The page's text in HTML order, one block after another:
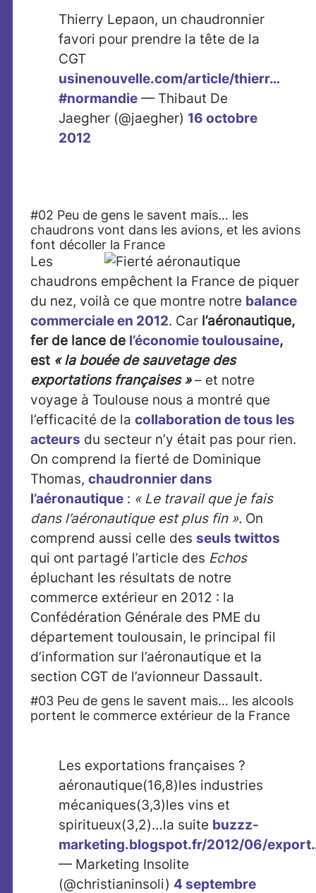
Thierry Lepaon, un chaudronnier
favori pour prendre la tête de la
CGT
usinenouvelle.com/article/thierr…
#normandie — Thibaut De
Jaegher (@jaegher) 16 octobre
2012
#02 Peu de gens le savent mais… les
chaudrons vont dans les avions, et les avions
font décoller la France
Les
chaudrons empêchent la France de piquer
du nez, voilà ce que montre notre balance
commerciale en 2012. Car l’aéronautique,
fer de lance de l’économie toulousaine,
est « la bouée de sauvetage des
exportations françaises »– et notre
voyage à Toulouse nous a montré que
l’efficacité de la collaboration de tous les
acteurs du secteur n’y était pas pour rien.
On comprend la fierté de Dominique
Thomas, chaudronnier dans
l’aéronautique : « Le travail que je fais
dans l’aéronautique est plus fin ». On
comprend aussi celle des seuls twittos
qui ont partagé l’article des Echos
épluchant les résultats de notre
commerce extérieur en 2012 : la
Confédération Générale des PME du
département toulousain, le principal fil
d’information sur l’aéronautique et la
section CGT de l’avionneur Dassault.
#03 Peu de gens le savent mais… les alcools
portent le commerce extérieur de la France
Les exportations françaises ?
aéronautique(16,8)les industries
mécaniques(3,3)les vins et
spiritueux(3,2)…la suite buzzz-
marketing.blogspot.fr/2012/06/
— Marketing Insolite
(@christianinsoli) 4 septembre